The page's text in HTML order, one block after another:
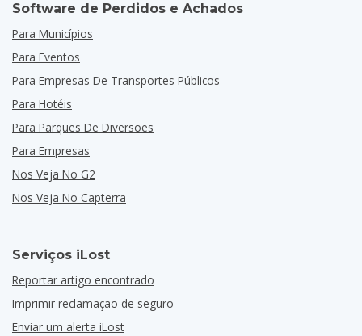
Software de Perdidos e Achados
Para Municípios
Para Eventos
Para Empresas De Transportes Públicos
Para Hotéis
Para Parques De Diversões
Para Empresas
Nos Veja No G2
Nos Veja No Capterra
Serviços iLost
Reportar artigo encontrado
Imprimir reclamação de seguro
Enviar um alerta iLost